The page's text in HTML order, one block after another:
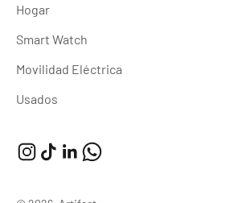
Hogar
Smart Watch
Movilidad Eléctrica
Usados